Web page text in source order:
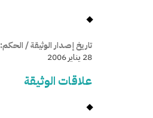
تاريخ إصدار الوثيقة / الحكم:
28 يناير 2006
علاقات الوثيقة